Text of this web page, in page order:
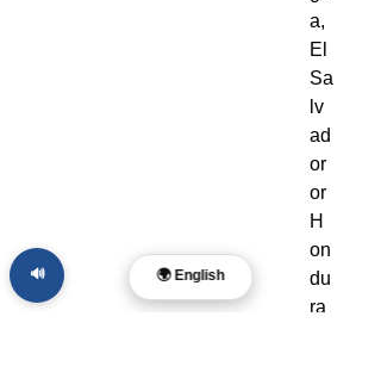
a,
El
Sa
lv
ad
or
or
H
on
du
ra
🌍 English
🔊